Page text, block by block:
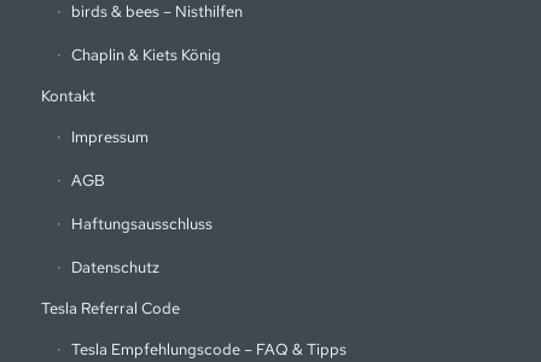
birds & bees – Nisthilfen
Chaplin & Kiets König
Kontakt
Impressum
AGB
Haftungsausschluss
Datenschutz
Tesla Referral Code
Tesla Empfehlungscode – FAQ & Tipps